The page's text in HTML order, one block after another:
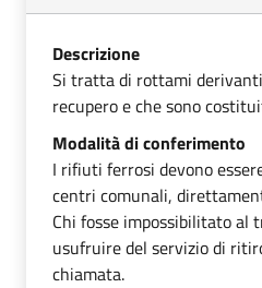
Descrizione
Si tratta di rottami
recupero e che sono
Modalità di conferimento
I rifiuti ferrosi devono
centri comunali,
Chi fosse impossibilitato al
usufruire del servizio di
chiamata.